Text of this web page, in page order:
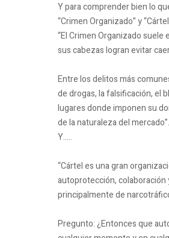
Y para comprender bien lo
“Crimen Organizado” y
“El Crimen Organizado
sus cabezas logran evitar
Entre los delitos más
de drogas, la falsificación, el
lugares donde imponen su
de la naturaleza del mercado”.
Y…..
“Cártel es una gran
autoprotección, colaboración
principalmente de
Pregunto: ¿Entonces que